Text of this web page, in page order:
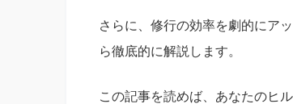
さらに、修行の効率を劇的にア
ら徹底的に解説します。
この記事を読めば、あなたのヒ